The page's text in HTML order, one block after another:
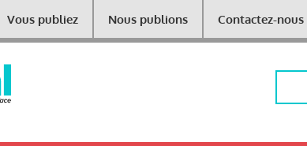
Vous publiez Nous publions Contactez-nous